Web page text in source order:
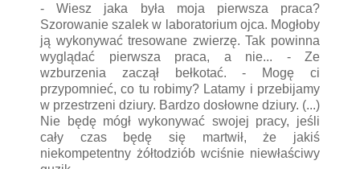
- Wiesz jaka była moja pierwsza praca?
Szorowanie szalek w laboratorium ojca. Mogłoby
ją wykonywać tresowane zwierzę. Tak powinna
wyglądać pierwsza praca, a nie... - Ze
wzburzenia zaczął bełkotać. - Mogę ci
przypomnieć, co tu robimy? Latamy i przebijamy
w przestrzeni dziury. Bardzo dosłowne dziury. (...)
Nie będę mógł wykonywać swojej pracy, jeśli
cały czas będę się martwił, że jakiś
niekompetentny żółtodziób wciśnie niewłaściwy